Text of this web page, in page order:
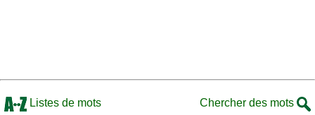
Listes de mots Chercher des mots